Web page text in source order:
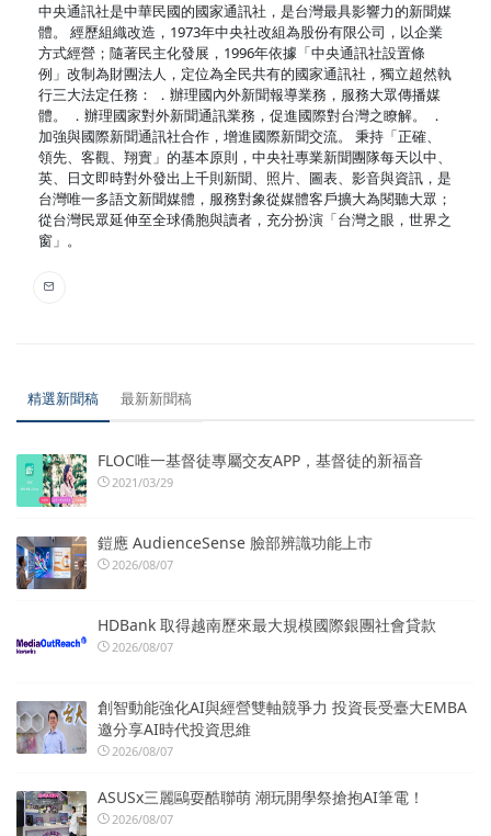
中央通訊社是中華民國的國家通訊社，是台灣最具影響力的新聞媒
體。 經歷組織改造，1973年中央社改組為股份有限公司，以企業
方式經營；隨著民主化發展，1996年依據「中央通訊社設置條
例」改制為財團法人，定位為全民共有的國家通訊社，獨立超然執
行三大法定任務： ．辦理國內外新聞報導業務，服務大眾傳播媒
體。 ．辦理國家對外新聞通訊業務，促進國際對台灣之瞭解。 ．
加強與國際新聞通訊社合作，增進國際新聞交流。 秉持「正確、
領先、客觀、翔實」的基本原則，中央社專業新聞團隊每天以中、
英、日文即時對外發出上千則新聞、照片、圖表、影音與資訊，是
台灣唯一多語文新聞媒體，服務對象從媒體客戶擴大為閱聽大眾；
從台灣民眾延伸至全球僑胞與讀者，充分扮演「台灣之眼，世界之
窗」。
精選新聞稿 最新新聞稿
FLOC唯一基督徒專屬交友APP，基督徒的新福音
2021/03/29
鎧應 AudienceSense 臉部辨識功能上市
2026/08/07
HDBank 取得越南歷來最大規模國際銀團社會貸款
2026/08/07
創智動能強化AI與經營雙軸競爭力 投資長受臺大EMBA
邀分享AI時代投資思維
2026/08/07
ASUSx三麗鷗耍酷聯萌 潮玩開學祭搶抱AI筆電！
2026/08/07